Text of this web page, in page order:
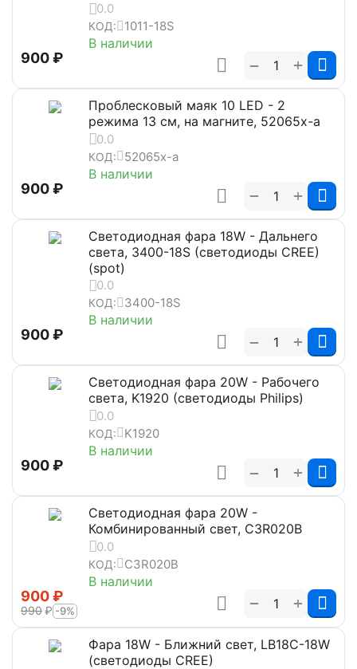
0.0
КОД: 1011-18S
В наличии
‍900‍₽ +
−
Проблесковый маяк 10 LED - 2
режима 13 см, на магните, 52065x-a
0.0
КОД: 52065x-a
В наличии
‍900‍₽ +
−
Светодиодная фара 18W - Дальнего
света, 3400-18S (светодиоды CREE)
(spot)
0.0
КОД: 3400-18S
В наличии
‍900‍₽ +
−
Светодиодная фара 20W - Рабочего
света, K1920 (светодиоды Philips)
0.0
КОД: K1920
В наличии
‍900‍₽ +
−
Светодиодная фара 20W -
Комбинированный свет, C3R020B
0.0
КОД: C3R020B
В наличии
‍900‍₽
‍990‍₽ -9% +
−
Фара 18W - Ближний свет, LB18C-18W
(светодиоды CREE)